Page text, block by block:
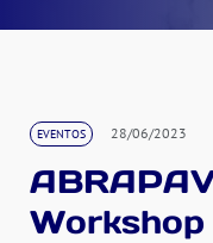
EVENTOS 28/06/2023